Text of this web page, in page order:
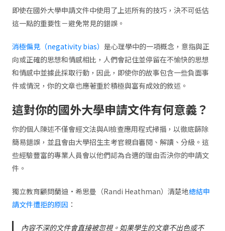
即使在國外大學申請文件中使用了上述所有的技巧，決不可低估
這一點的重要性－避免常見的錯誤。
消極偏見（negativity bias） 是心理學中的一項概念，意指與正
向或正確的思想和情感相比，人們會記住並停留在不愉快的思想
和情感中並據此採取行動，因此，即使你的故事包含一些負面事
件或情況，你的文章也應著重於積極與富有成效的敘述。
這對你的國外大學申請文件有何意義？
你的個人陳述不僅會經文法與AI檢查應用程式掃描，以徹底篩除
簡易錯誤，並且會由大學招生主考官親自審閱、解讀、分級。這
些經驗豐富的專業人員會以他們認為合適的理由否決你的申請文
件。
獨立教育顧問蘭迪·希思曼（Randi Heathman）清楚地總結申
請文件遭拒的原因 ：
內容不深的文件會直接被忽視。如果學生的文章不出色或不